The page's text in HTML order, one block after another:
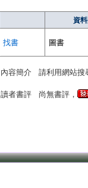
資
找書 圖書
內容簡介 請利用網站搜
讀者書評 尚無書評，